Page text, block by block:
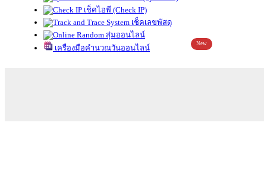
เช็คไอพี (Check IP)
เช็คเลขพัสดุ
สุ่มออนไลน์
เครื่องมือคำนวณวันออนไลน์
New